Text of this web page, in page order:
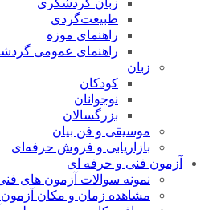
طبیعت‌گردی
راهنمای موزه
راهنمای عمومی
زبان
کودکان
نوجوانان
بزرگسالان
موسیقی و فن بیان
بازاریابی و فروش حرفه‌ای
آزمون فنی و حرفه ای
نمونه سوالات آزمون های
مشاهده زمان و مکان